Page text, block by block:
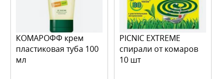
КОМАРОФФ крем
пластиковая туба 100
мл
PICNIC EXTREME
спирали от комаров
10 шт